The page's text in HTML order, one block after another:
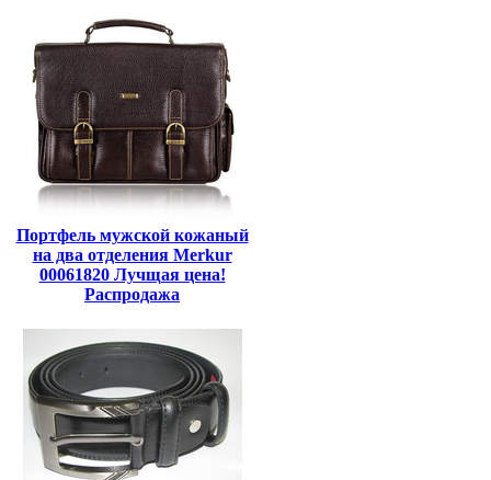
Портфель мужской кожаный
на два отделения Merkur
00061820 Лучщая цена!
Распродажа